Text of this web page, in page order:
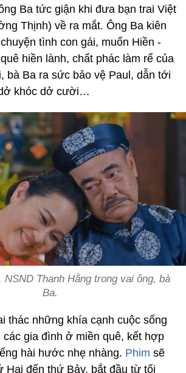
Ba tức giận khi đưa bạn trai Việt
Thịnh) về ra mắt. Ông Ba kiên
tình con gái, muốn Hiền -
hiền lành, chất phác làm rể của
bà Ba ra sức bảo vệ Paul, dẫn tới
khóc dở cười…
NSND Thanh Hằng trong vai ông, bà
Ba.
thác những khía cạnh cuộc sống
các gia đình ở miền quê, kết hợp
hài hước nhẹ nhàng. Phim sẽ
Hai đến thứ Bảy, bắt đầu từ tối